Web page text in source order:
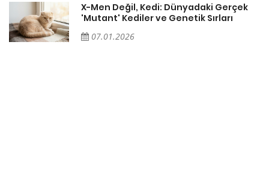
X-Men Değil, Kedi: Dünyadaki Gerçek
'Mutant' Kediler ve Genetik Sırları
07.01.2026